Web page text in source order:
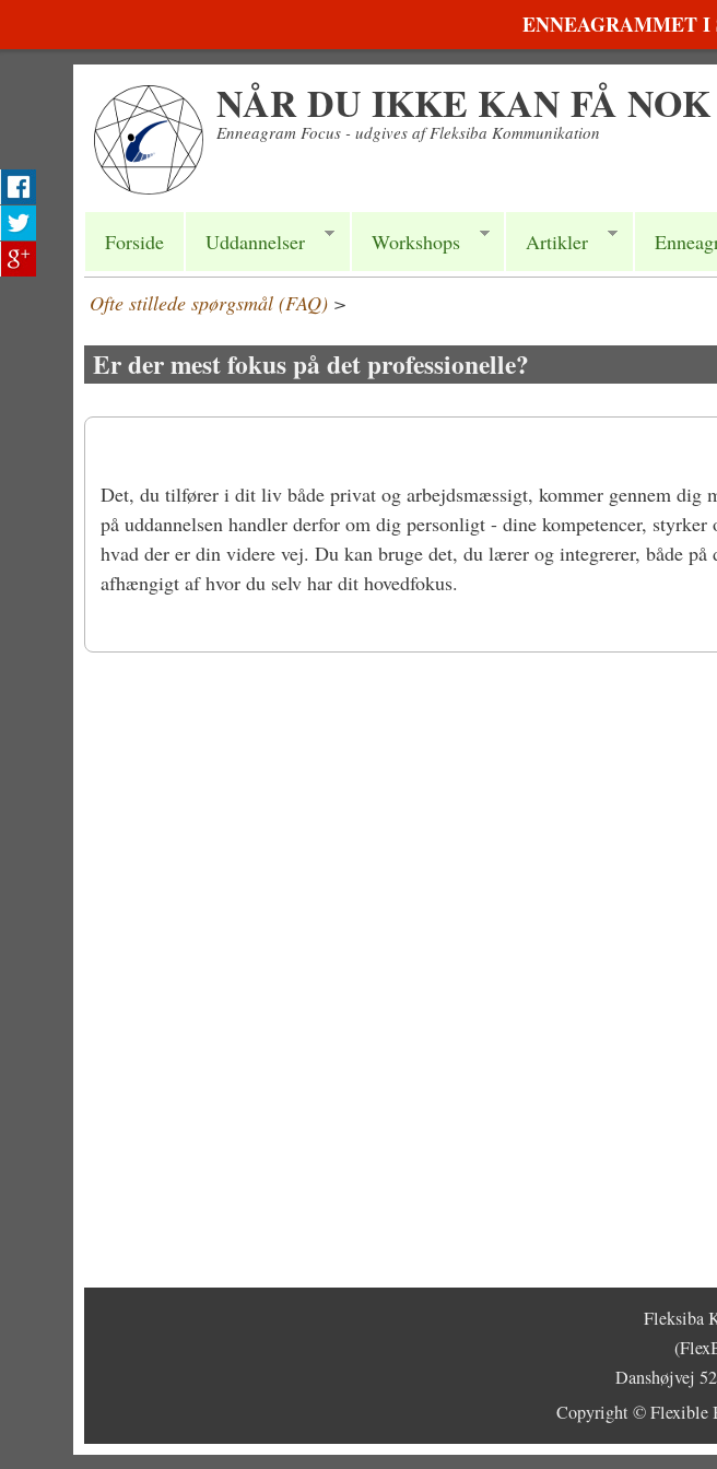
ENNEAGRAMMET I
NÅR DU IKKE KAN FÅ
Enneagram Focus - udgives af Fleksiba Kommunikation
Forside Uddannelser Workshops Artikler
Ofte stillede spørgsmål (FAQ) >
Er der mest fokus på det professionelle?
Det, du tilfører i dit liv både privat og arbejdsmæssigt, kommer gennem dig
på uddannelsen handler derfor om dig personligt - dine kompetencer,
hvad der er din videre vej. Du kan bruge det, du lærer og integrerer, både
afhængigt af hvor du selv har dit hovedfokus.
Fleksiba
Danshøjvej
Copyright © Flexible